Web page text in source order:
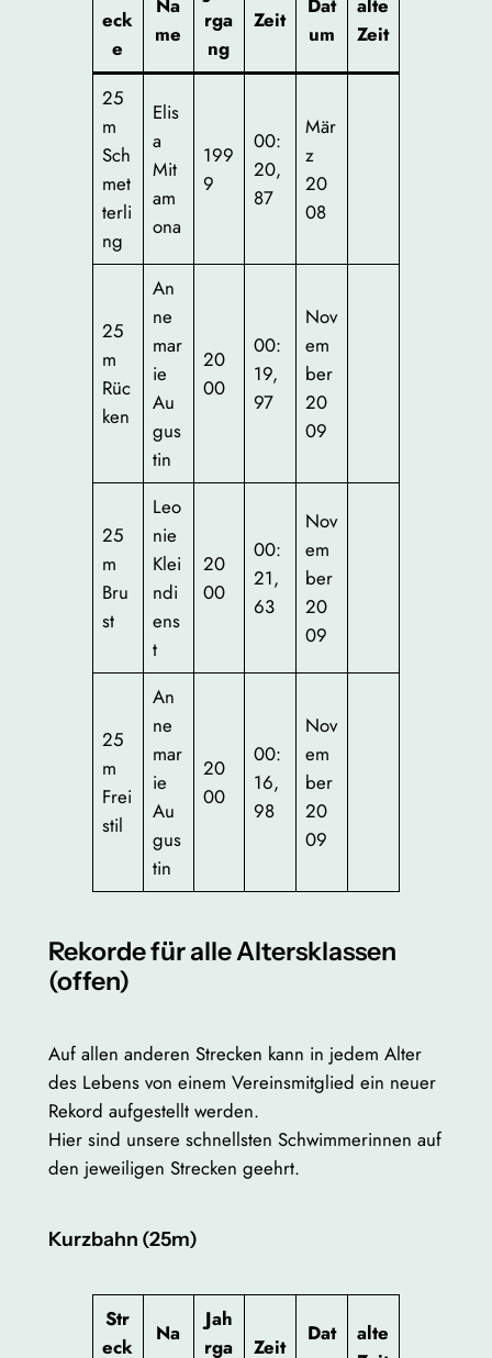
eck
e
Na
me
rga
ng
Zeit
Dat
um
alte
Zeit
25
m
Sch
met
terli
ng
Elis
a
Mit
am
ona
199
9
00:
20,
87
Mär
z
20
08
25
m
Rüc
ken
An
ne
mar
ie
Au
gus
tin
20
00
00:
19,
97
Nov
em
ber
20
09
25
m
Bru
st
Leo
nie
Klei
ndi
ens
t
20
00
00:
21,
63
Nov
em
ber
20
09
25
m
Frei
stil
An
ne
mar
ie
Au
gus
tin
20
00
00:
16,
98
Nov
em
ber
20
09
Rekorde für alle Altersklassen
(offen)
Auf allen anderen Strecken kann in jedem Alter
des Lebens von einem Vereinsmitglied ein neuer
Rekord aufgestellt werden.
Hier sind unsere schnellsten Schwimmerinnen auf
den jeweiligen Strecken geehrt.
Kurzbahn (25m)
Str
eck
Na
Jah
rga
Zeit
Dat
alte